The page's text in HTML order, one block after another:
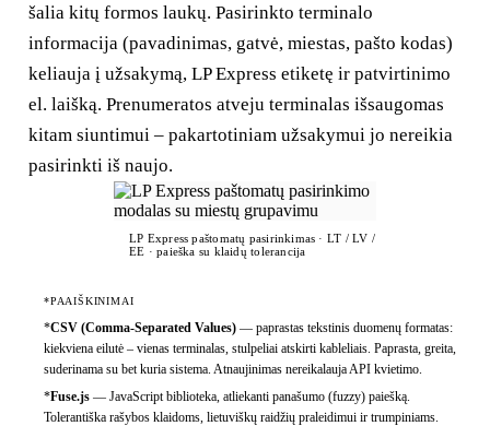
šalia kitų formos laukų. Pasirinkto terminalo
informacija (pavadinimas, gatvė, miestas, pašto kodas)
keliauja į užsakymą, LP Express etiketę ir patvirtinimo
el. laišką. Prenumeratos atveju terminalas išsaugomas
kitam siuntimui – pakartotiniam užsakymui jo nereikia
pasirinkti iš naujo.
LP Express paštomatų pasirinkimas · LT / LV /
EE · paieška su klaidų tolerancija
*PAAIŠKINIMAI
*CSV (Comma-Separated Values)— paprastas tekstinis duomenų formatas:
kiekviena eilutė – vienas terminalas, stulpeliai atskirti kableliais. Paprasta, greita,
suderinama su bet kuria sistema. Atnaujinimas nereikalauja API kvietimo.
*Fuse.js— JavaScript biblioteka, atliekanti panašumo (fuzzy) paiešką.
Tolerantiška rašybos klaidoms, lietuviškų raidžių praleidimui ir trumpiniams.